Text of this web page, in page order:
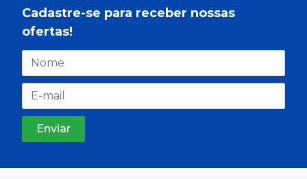
Cadastre-se para receber nossas
ofertas!